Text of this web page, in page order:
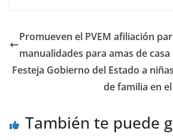
Promueven el PVEM afiliación
manualidades para amas de casa
Festeja Gobierno del Estado a
de familia en
También te puede